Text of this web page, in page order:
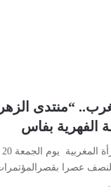
“منتدى
الفهرية بفاس
عصرا